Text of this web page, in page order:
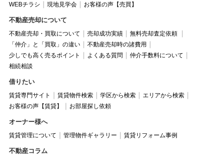
WEBチラシ
現地見学会 お客様の声【売買】
不動産売却について
不動産売却・買取について 売却成功実績
無料売却査定依頼
「仲介」と「買取」の違い
不動産売却時の諸費用
少しでも高く売るポイント
よくある質問
仲介手数料について
相続相談
借りたい
賃貸専門サイト 賃貸物件検索 学区から検索
エリアから検索
お客様の声【賃貸】
お部屋探し依頼
オーナー様へ
賃貸管理について 管理物件ギャラリー 賃貸リフォーム事例
不動産コラム